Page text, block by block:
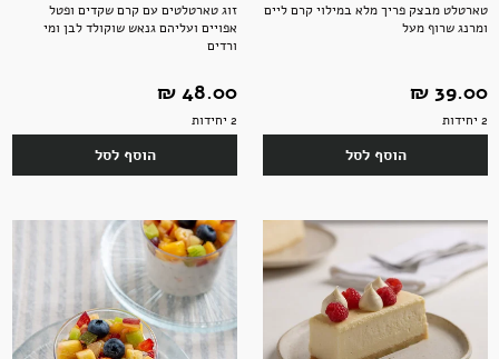
טארטלט מבצק פריך מלא במילוי קרם ליים
ומרנג שרוף מעל
39.00 ‏₪
2 יחידות
הוסף לסל
זוג טארטלטים עם קרם שקדים ופטל
אפויים ועליהם גנאש שוקולד לבן ומי
ורדים
48.00 ‏₪
2 יחידות
הוסף לסל